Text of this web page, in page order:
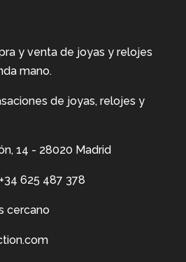
y venta de joyas y relojes
mano.
de joyas, relojes y
14 - 28020 Madrid
+34 625 487 378
cercano